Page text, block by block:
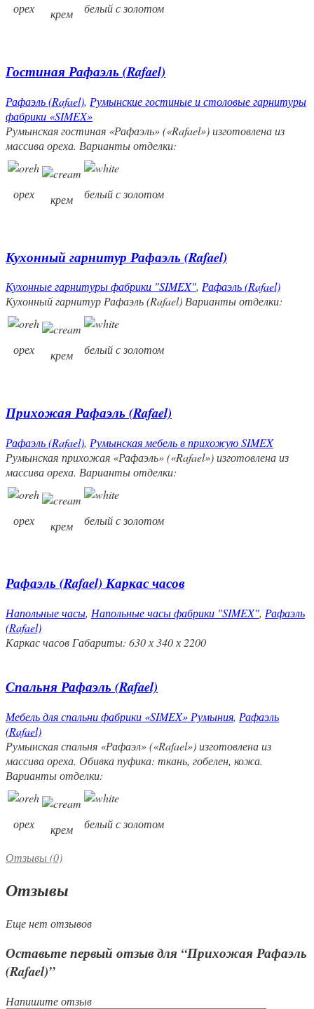
орех крем белый с золотом
Гостиная Рафаэль (Rafael)
Рафаэль (Rafael), Румынские гостиные и столовые гарнитуры
фабрики «SIMEX»
Румынская гостиная «Рафаэль» («Rafael») изготовлена из
массива ореха. Варианты отделки:
орех крем белый с золотом
Кухонный гарнитур Рафаэль (Rafael)
Кухонные гарнитуры фабрики "SIMEX", Рафаэль (Rafael)
Кухонный гарнитур Рафаэль (Rafael) Варианты отделки:
орех крем белый с золотом
Прихожая Рафаэль (Rafael)
Рафаэль (Rafael), Румынская мебель в прихожую SIMEX
Румынская прихожая «Рафаэль» («Rafael») изготовлена из
массива ореха. Варианты отделки:
орех крем белый с золотом
Рафаэль (Rafael) Каркас часов
Напольные часы, Напольные часы фабрики "SIMEX", Рафаэль
(Rafael)
Каркас часов Габариты: 630 х 340 х 2200
Спальня Рафаэль (Rafael)
Мебель для спальни фабрики «SIMEX» Румыния, Рафаэль
(Rafael)
Румынская спальня «Рафаэл» («Rafael») изготовлена из
массива ореха. Обивка пуфика: ткань, гобелен, кожа.
Варианты отделки:
орех крем белый с золотом
Отзывы (0)
Отзывы
Еще нет отзывов
Оставьте первый отзыв для “Прихожая Рафаэль
(Rafael)”
Напишите отзыв